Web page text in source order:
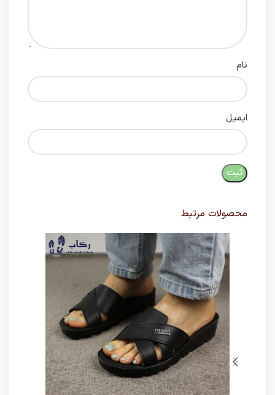
نام
ایمیل
محصولات مرتبط